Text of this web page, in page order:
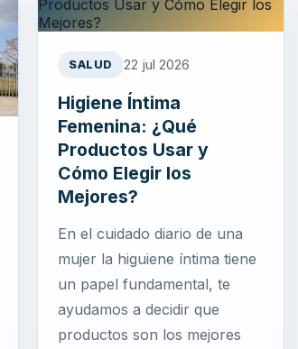
SALUD 22 jul 2026
Higiene Íntima
Femenina: ¿Qué
Productos Usar y
Cómo Elegir los
Mejores?
En el cuidado diario de una
mujer la higuiene íntima tiene
un papel fundamental, te
ayudamos a decidir que
productos son los mejores